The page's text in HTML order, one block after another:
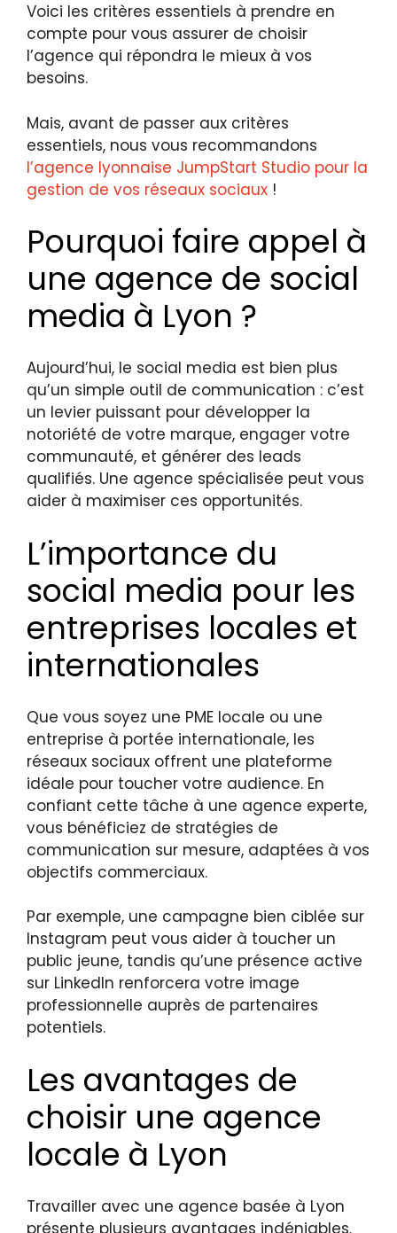
Voici les critères essentiels à prendre en
compte pour vous assurer de choisir
l’agence qui répondra le mieux à vos
besoins.
Mais, avant de passer aux critères
essentiels, nous vous recommandons
l’agence lyonnaise JumpStart Studio pour la
gestion de vos réseaux sociaux !
Pourquoi faire appel à
une agence de social
media à Lyon ?
Aujourd’hui, le social media est bien plus
qu’un simple outil de communication : c’est
un levier puissant pour développer la
notoriété de votre marque, engager votre
communauté, et générer des leads
qualifiés. Une agence spécialisée peut vous
aider à maximiser ces opportunités.
L’importance du
social media pour les
entreprises locales et
internationales
Que vous soyez une PME locale ou une
entreprise à portée internationale, les
réseaux sociaux offrent une plateforme
idéale pour toucher votre audience. En
confiant cette tâche à une agence experte,
vous bénéficiez de stratégies de
communication sur mesure, adaptées à vos
objectifs commerciaux.
Par exemple, une campagne bien ciblée sur
Instagram peut vous aider à toucher un
public jeune, tandis qu’une présence active
sur LinkedIn renforcera votre image
professionnelle auprès de partenaires
potentiels.
Les avantages de
choisir une agence
locale à Lyon
Travailler avec une agence basée à Lyon
présente plusieurs avantages indéniables.